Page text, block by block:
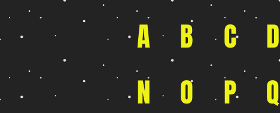
A B C D
N
O P Q